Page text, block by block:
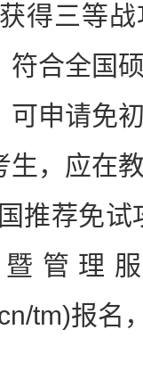
三等战
符合全国
可申请免
生，应在
推荐免
管理
tm)报名